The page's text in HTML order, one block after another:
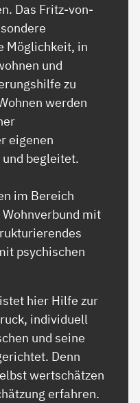
Das Fritz-von-
Möglichkeit, in
und
zu
werden
eigenen
begleitet.
im Bereich
mit
psychischen
hier Hilfe zur
individuell
und seine
Denn
wertschätzen
erfahren.